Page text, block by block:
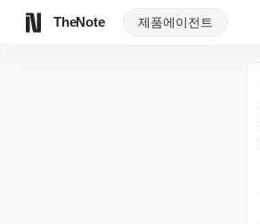
TheNote 제품에이전트